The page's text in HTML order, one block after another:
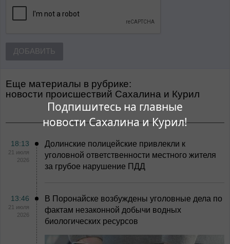
Подпишитесь на главные
новости Сахалина и Курил!
ДОБАВИТЬ
Еще материалы в рубрике:
Новости происшествий Сахалина и Курил
18:13
21 июля
2026
Долинские полицейские привлекли к
уголовной ответственности местного жителя
за грубое нарушение ПДД
13:46
21 июля
2026
В Поронайске возбуждены уголовные дела по
фактам незаконной добычи водных
биологических ресурсов